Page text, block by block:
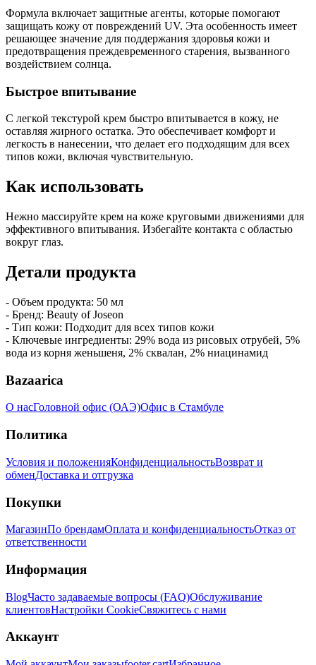
Формула включает защитные агенты, которые помогают
защищать кожу от повреждений UV. Эта особенность имеет
решающее значение для поддержания здоровья кожи и
предотвращения преждевременного старения, вызванного
воздействием солнца.
Быстрое впитывание
С легкой текстурой крем быстро впитывается в кожу, не
оставляя жирного остатка. Это обеспечивает комфорт и
легкость в нанесении, что делает его подходящим для всех
типов кожи, включая чувствительную.
Как использовать
Нежно массируйте крем на коже круговыми движениями для
эффективного впитывания. Избегайте контакта с областью
вокруг глаз.
Детали продукта
- Объем продукта: 50 мл
- Бренд: Beauty of Joseon
- Тип кожи: Подходит для всех типов кожи
- Ключевые ингредиенты: 29% вода из рисовых отрубей, 5%
вода из корня женьшеня, 2% сквалан, 2% ниацинамид
Bazaarica
О насГоловной офис (ОАЭ)Офис в Стамбуле
Политика
Условия и положенияКонфиденциальностьВозврат и
обменДоставка и отгрузка
Покупки
МагазинПо брендамОплата и конфиденциальностьОтказ от
ответственности
Информация
BlogЧасто задаваемые вопросы (FAQ)Обслуживание
клиентовНастройки CookieСвяжитесь с нами
Аккаунт